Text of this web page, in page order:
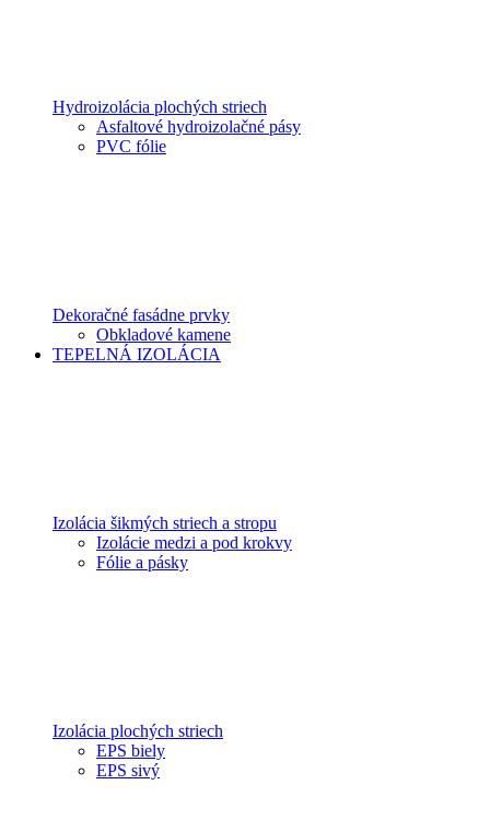
Hydroizolácia plochých striech
Asfaltové hydroizolačné pásy
PVC fólie
Dekoračné fasádne prvky
Obkladové kamene
TEPELNÁ IZOLÁCIA
Izolácia šikmých striech a stropu
Izolácie medzi a pod krokvy
Fólie a pásky
Izolácia plochých striech
EPS biely
EPS sivý